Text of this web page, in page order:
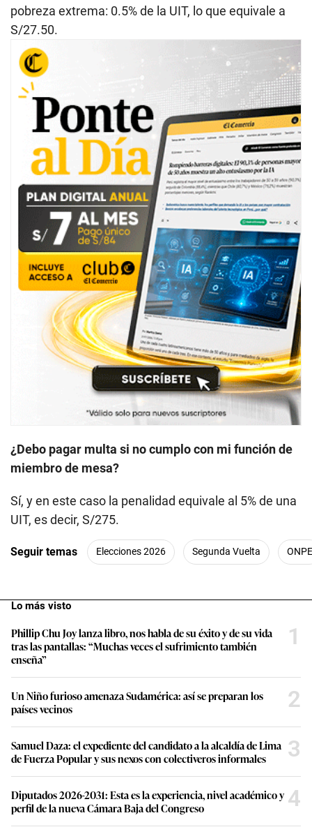
pobreza extrema: 0.5% de la UIT, lo que equivale a
S/27.50.
¿Debo pagar multa si no cumplo con mi función de
miembro de mesa?
Sí, y en este caso la penalidad equivale al 5% de una
UIT, es decir, S/275.
Seguir temas Elecciones 2026 Segunda Vuelta ONPE
Lo más visto
Phillip Chu Joy lanza libro, nos habla de su éxito y de su vida
tras las pantallas: “Muchas veces el sufrimiento también
enseña”
1
Un Niño furioso amenaza Sudamérica: así se preparan los
países vecinos
2
Samuel Daza: el expediente del candidato a la alcaldía de Lima
de Fuerza Popular y sus nexos con colectiveros informales
3
Diputados 2026-2031: Esta es la experiencia, nivel académico y
perfil de la nueva Cámara Baja del Congreso
4